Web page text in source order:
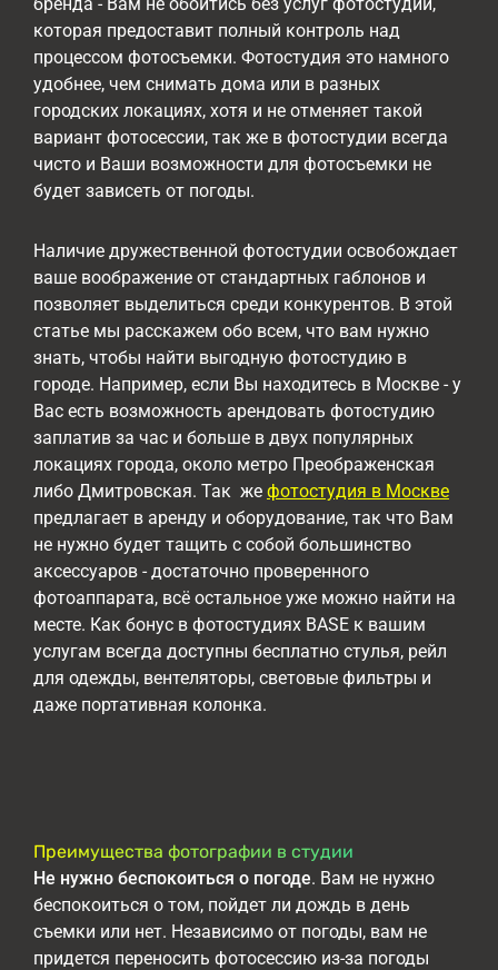
которая предоставит полный контроль над
процессом фотосъемки. Фотостудия это намного
удобнее, чем снимать дома или в разных
городских локациях, хотя и не отменяет такой
вариант фотосессии, так же в фотостудии всегда
чисто и Ваши возможности для фотосъемки не
будет зависеть от погоды.
Наличие дружественной фотостудии освобождает
ваше воображение от стандартных габлонов и
позволяет выделиться среди конкурентов. В этой
статье мы расскажем обо всем, что вам нужно
знать, чтобы найти выгодную фотостудию в
городе. Например, если Вы находитесь в Москве - у
Вас есть возможность арендовать фотостудию
заплатив за час и больше в двух популярных
локациях города, около метро Преображенская
либо Дмитровская. Так же фотостудия в Москве
предлагает в аренду и оборудование, так что Вам
не нужно будет тащить с собой большинство
аксессуаров - достаточно проверенного
фотоаппарата, всё остальное уже можно найти на
месте. Как бонус в фотостудиях BASE к вашим
услугам всегда доступны бесплатно стулья, рейл
для одежды, вентеляторы, световые фильтры и
даже портативная колонка.
Преимущества фотографии в студии
Не нужно беспокоиться о погоде. Вам не нужно
беспокоиться о том, пойдет ли дождь в день
съемки или нет. Независимо от погоды, вам не
придется переносить фотосессию из-за погоды